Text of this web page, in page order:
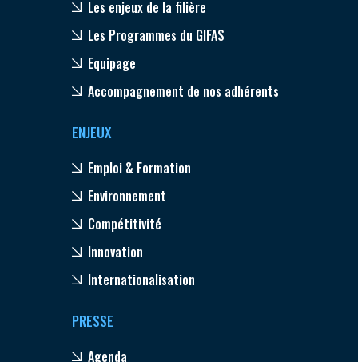
Les enjeux de la filière
Les Programmes du GIFAS
Equipage
Accompagnement de nos adhérents
ENJEUX
Emploi & Formation
Environnement
Compétitivité
Innovation
Internationalisation
PRESSE
Agenda